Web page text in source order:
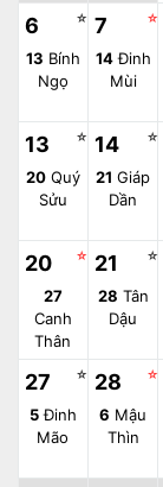
6 ☆
13 Bính
Ngọ
7 ☆
14Đinh
Mùi
13 ☆
20Quý
Sửu
14 ☆
21 Giáp
Dần
20 ☆
27
Canh
Thân
21 ☆
28 Tân
Dậu
27 ☆
5Đinh
Mão
28 ☆
6 Mậu
Thìn